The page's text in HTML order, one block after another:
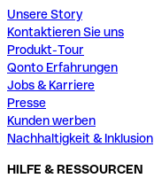
Unsere Story
Kontaktieren Sie uns
Produkt-Tour
Qonto Erfahrungen
Jobs & Karriere
Presse
Kunden werben
Nachhaltigkeit & Inklusion
HILFE & RESSOURCEN